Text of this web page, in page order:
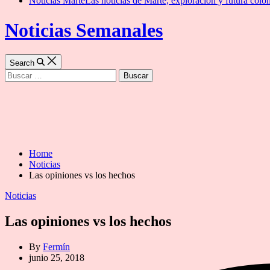
Noticias Semanales
Search
Buscar:
Home
Noticias
Las opiniones vs los hechos
Categories
Noticias
Las opiniones vs los hechos
By Fermín
junio 25, 2018